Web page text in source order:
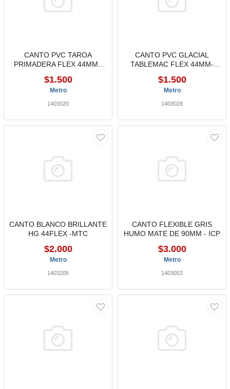
CANTO PVC TAROA
PRIMADERA FLEX 44MM -
$1.500
Metro
1403020
CANTO PVC GLACIAL
TABLEMAC FLEX 44MM-
$1.500
Metro
1403028
CANTO BLANCO BRILLANTE
HG 44FLEX -MTC
$2.000
Metro
1403205
CANTO FLEXIBLE GRIS
HUMO MATE DE 90MM - ICP
$3.000
Metro
1403053